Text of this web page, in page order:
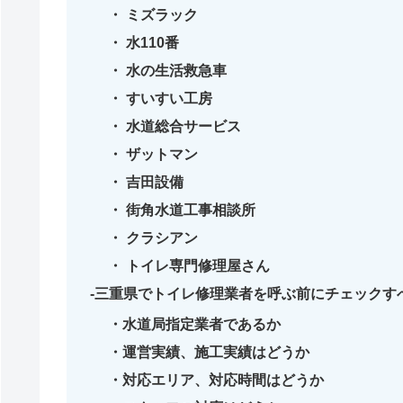
ミズラック
水110番
水の生活救急車
すいすい工房
水道総合サービス
ザットマン
吉田設備
街角水道工事相談所
クラシアン
トイレ専門修理屋さん
三重県でトイレ修理業者を呼ぶ前にチェックす
水道局指定業者であるか
運営実績、施工実績はどうか
対応エリア、対応時間はどうか